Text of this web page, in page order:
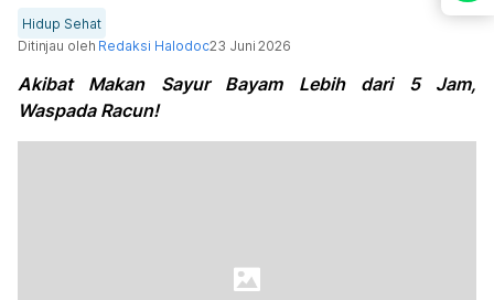
Hidup Sehat
Ditinjau oleh Redaksi Halodoc23 Juni 2026
Akibat Makan Sayur Bayam Lebih dari 5 Jam,
Waspada Racun!